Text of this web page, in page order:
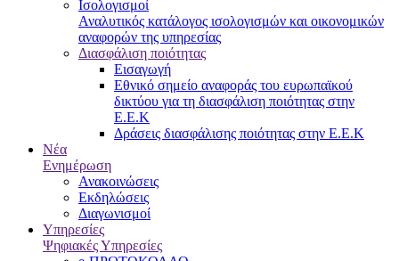
Ισολογισμοί
Αναλυτικός κατάλογος ισολογισμών και οικονομικών
αναφορών της υπηρεσίας
Διασφάλιση ποιότητας
Εισαγωγή
Εθνικό σημείο αναφοράς του ευρωπαϊκού
δικτύου για τη διασφάλιση ποιότητας στην
Ε.Ε.Κ
Δράσεις διασφάλισης ποιότητας στην Ε.Ε.Κ
Νέα
Ενημέρωση
Ανακοινώσεις
Εκδηλώσεις
Διαγωνισμοί
Υπηρεσίες
Ψηφιακές Υπηρεσίες